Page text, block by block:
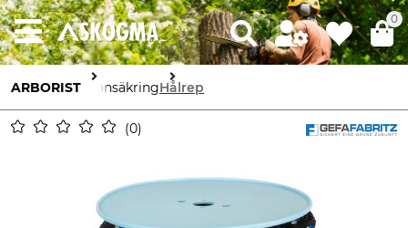
0
ARBORIST KronsäkringHålrep
0